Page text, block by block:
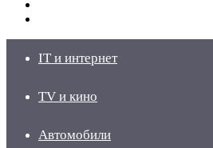
IT и интернет
TV и кино
Автомобили